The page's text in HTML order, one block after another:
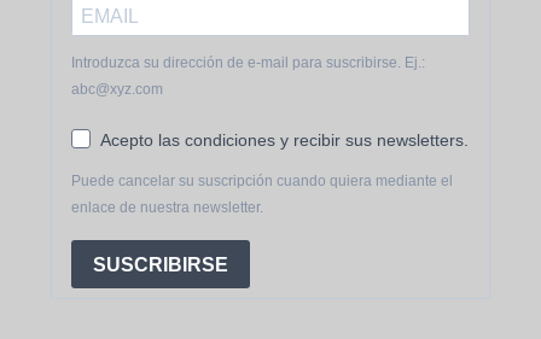
Introduzca su dirección de e-mail para suscribirse. Ej.:
abc@xyz.com
Acepto las condiciones y recibir sus newsletters.
Puede cancelar su suscripción cuando quiera mediante el
enlace de nuestra newsletter.
SUSCRIBIRSE